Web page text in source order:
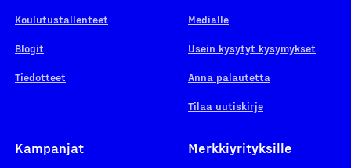
Koulutustallenteet
Blogit
Tiedotteet
Medialle
Usein kysytyt kysymykset
Anna palautetta
Tilaa uutiskirje
Kampanjat Merkkiyrityksille